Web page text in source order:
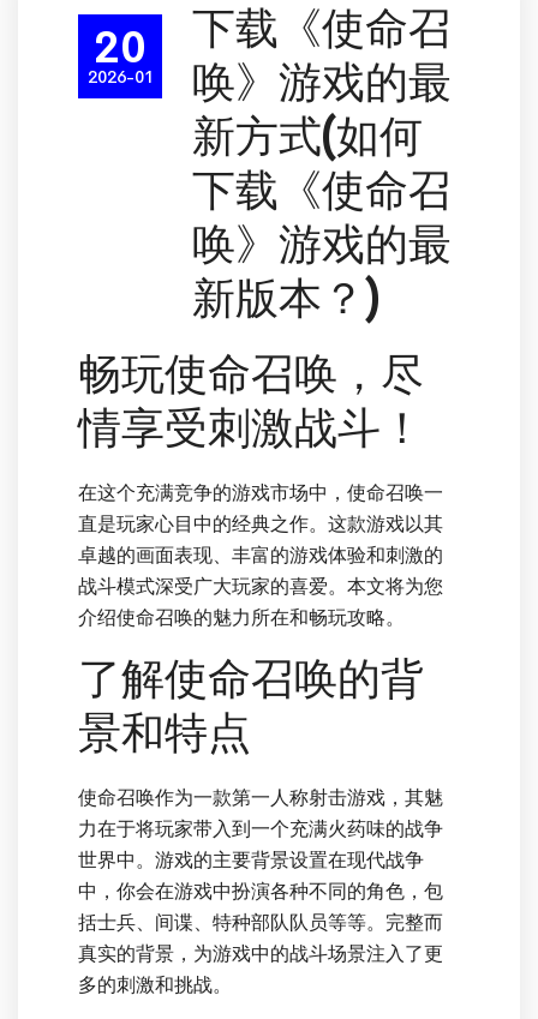
20
2026-01
下载《使命召
唤》游戏的最
新方式(如何
下载《使命召
唤》游戏的最
新版本？)
畅玩使命召唤，尽
情享受刺激战斗！
在这个充满竞争的游戏市场中，使命召唤一
直是玩家心目中的经典之作。这款游戏以其
卓越的画面表现、丰富的游戏体验和刺激的
战斗模式深受广大玩家的喜爱。本文将为您
介绍使命召唤的魅力所在和畅玩攻略。
了解使命召唤的背
景和特点
使命召唤作为一款第一人称射击游戏，其魅
力在于将玩家带入到一个充满火药味的战争
世界中。游戏的主要背景设置在现代战争
中，你会在游戏中扮演各种不同的角色，包
括士兵、间谍、特种部队队员等等。完整而
真实的背景，为游戏中的战斗场景注入了更
多的刺激和挑战。